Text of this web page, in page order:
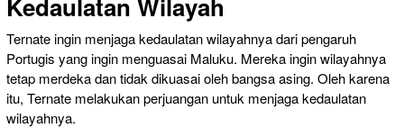
Ternate ingin menjaga kedaulatan wilayahnya dari pengaruh
Portugis yang ingin menguasai Maluku. Mereka ingin wilayahnya
tetap merdeka dan tidak dikuasai oleh bangsa asing. Oleh karena
itu, Ternate melakukan perjuangan untuk menjaga kedaulatan
wilayahnya.